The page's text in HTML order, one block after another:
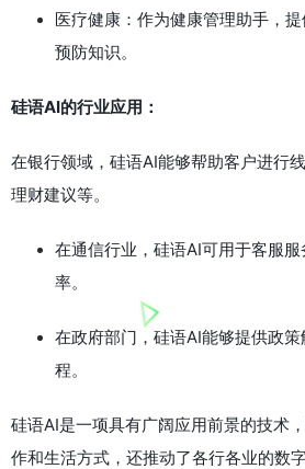
医疗健康：作为健康管理助手，
预防知识。
硅语AI的行业应用：
在银行领域，硅语AI能够帮助客户进行
理财建议等。
在通信行业，硅语AI可用于客服
率。
在政府部门，硅语AI能够提供政
程。
硅语AI是一项具有广阔应用前景的技术
作和生活方式，还推动了各行各业的数